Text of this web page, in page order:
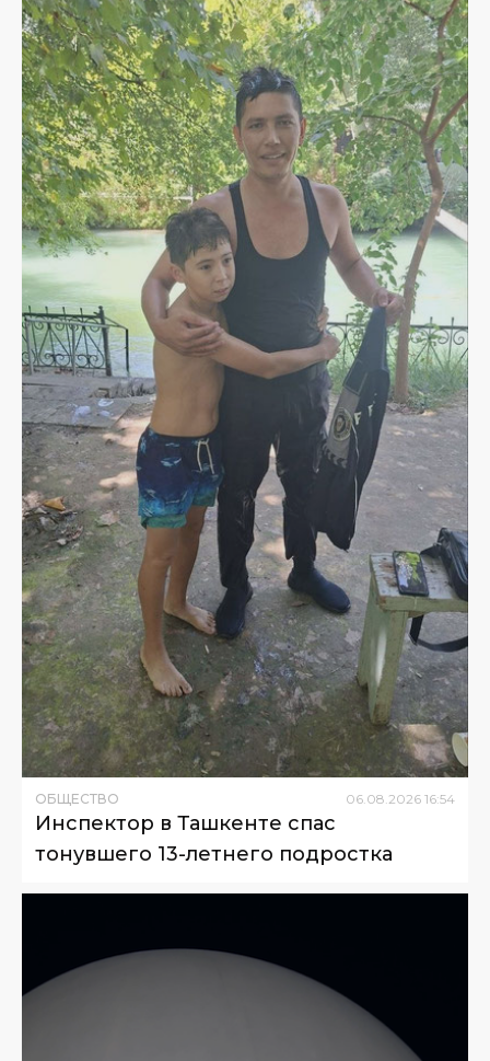
ОБЩЕСТВО 06 08 2026 16:54
Инспектор в Ташкенте спас
тонувшего 13-летнего подростка